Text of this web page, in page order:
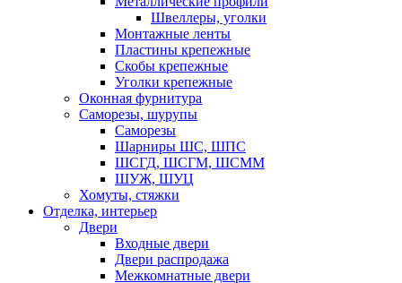
Швеллеры, уголки
Монтажные ленты
Пластины крепежные
Скобы крепежные
Уголки крепежные
Оконная фурнитура
Саморезы, шурупы
Саморезы
Шарниры ШС, ШПС
ШСГД, ШСГМ, ШСММ
ШУЖ, ШУЦ
Хомуты, стяжки
Отделка, интерьер
Двери
Входные двери
Двери распродажа
Межкомнатные двери